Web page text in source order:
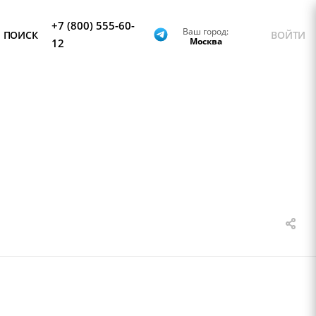
ПОИСК
+7 (800) 555-60-
12
Ваш город:
Москва
ВОЙТИ